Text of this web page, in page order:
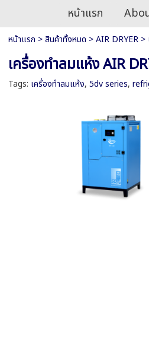
หน้าแรก
หน้าแรก >สินค้าทั้งหมด >AIR DRYER>
เครื่องทำลมแห้ง AIR
Tags: เครื่องทำลมแห้ง, 5dv series,